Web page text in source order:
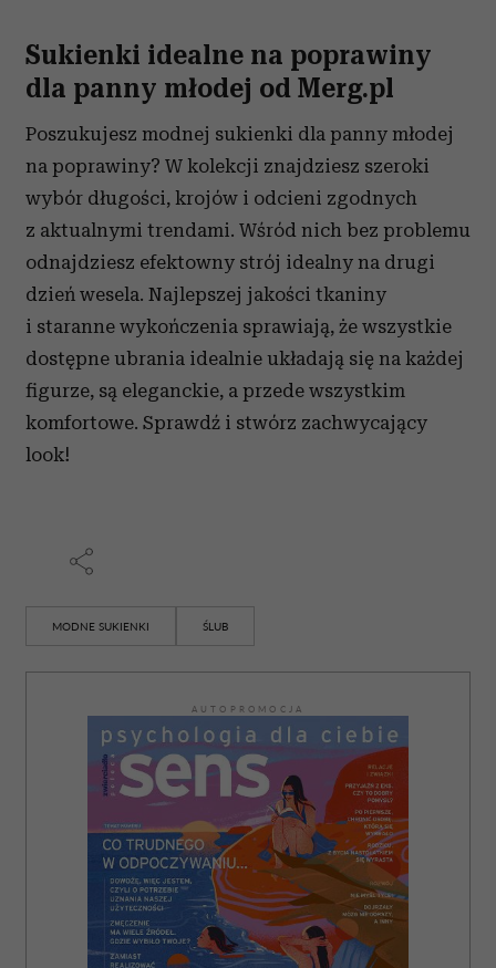
Sukienki idealne na poprawiny
dla panny młodej od Merg.pl
Poszukujesz modnej sukienki dla panny młodej
na poprawiny? W kolekcji znajdziesz szeroki
wybór długości, krojów i odcieni zgodnych
z aktualnymi trendami. Wśród nich bez problemu
odnajdziesz efektowny strój idealny na drugi
dzień wesela. Najlepszej jakości tkaniny
i staranne wykończenia sprawiają, że wszystkie
dostępne ubrania idealnie układają się na każdej
figurze, są eleganckie, a przede wszystkim
komfortowe. Sprawdź i stwórz zachwycający
look!
MODNE SUKIENKI ŚLUB
AUTOPROMOCJA